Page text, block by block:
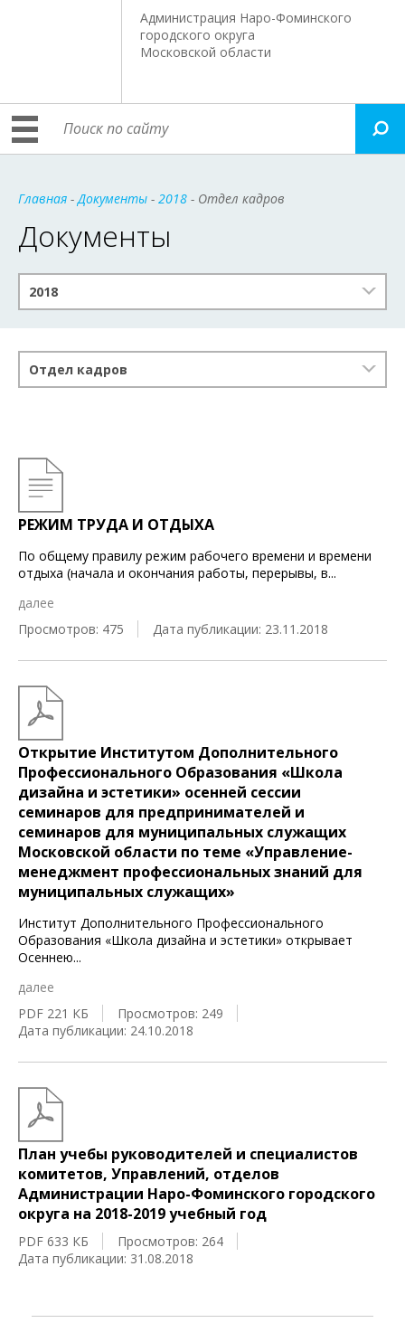
Администрация Наро-Фоминского
городского округа
Московской области
Главная -Документы - 2018 - Отдел кадров
Документы
2018
Отдел кадров
РЕЖИМ ТРУДА И ОТДЫХА
По общему правилу режим рабочего времени и времени
отдыха (начала и окончания работы, перерывы, в...
далее
Просмотров: 475
Дата публикации: 23.11.2018
Открытие Институтом Дополнительного
Профессионального Образования «Школа
дизайна и эстетики» осенней сессии
семинаров для предпринимателей и
семинаров для муниципальных служащих
Московской области по теме «Управление-
менеджмент профессиональных знаний для
муниципальных служащих»
Институт Дополнительного Профессионального
Образования «Школа дизайна и эстетики» открывает
Осеннею...
далее
PDF 221 КБ
Просмотров: 249
Дата публикации: 24.10.2018
План учебы руководителей и специалистов
комитетов, Управлений, отделов
Администрации Наро-Фоминского городского
округа на 2018-2019 учебный год
PDF 633 КБ
Просмотров: 264
Дата публикации: 31.08.2018